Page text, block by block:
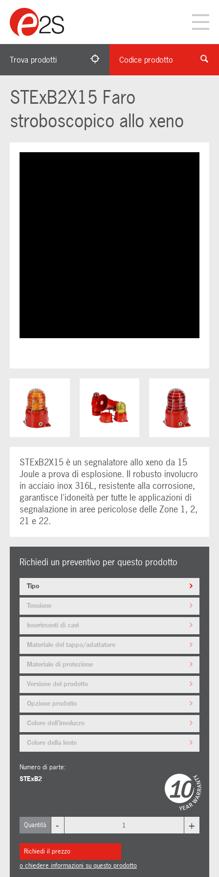
Trova prodotti Codice prodotto
STExB2X15 Faro
stroboscopico allo xeno
STExB2X15 è un segnalatore allo xeno da 15
Joule a prova di esplosione. Il robusto involucro
in acciaio inox 316L, resistente alla corrosione,
garantisce l'idoneità per tutte le applicazioni di
segnalazione in aree pericolose delle Zone 1, 2,
21 e 22.
Richiedi un preventivo per questo prodotto
Tipo
Tensione
Inserimenti di cavi
Materiale del tappo/adattatore
Materiale di protezione
Versione del prodotto
Opzione prodotto
Colore dell'involucro
Colore della lente
Numero di parte:
STExB2
Quantità - +
Richiedi il prezzo
o chiedere informazioni su questo prodotto